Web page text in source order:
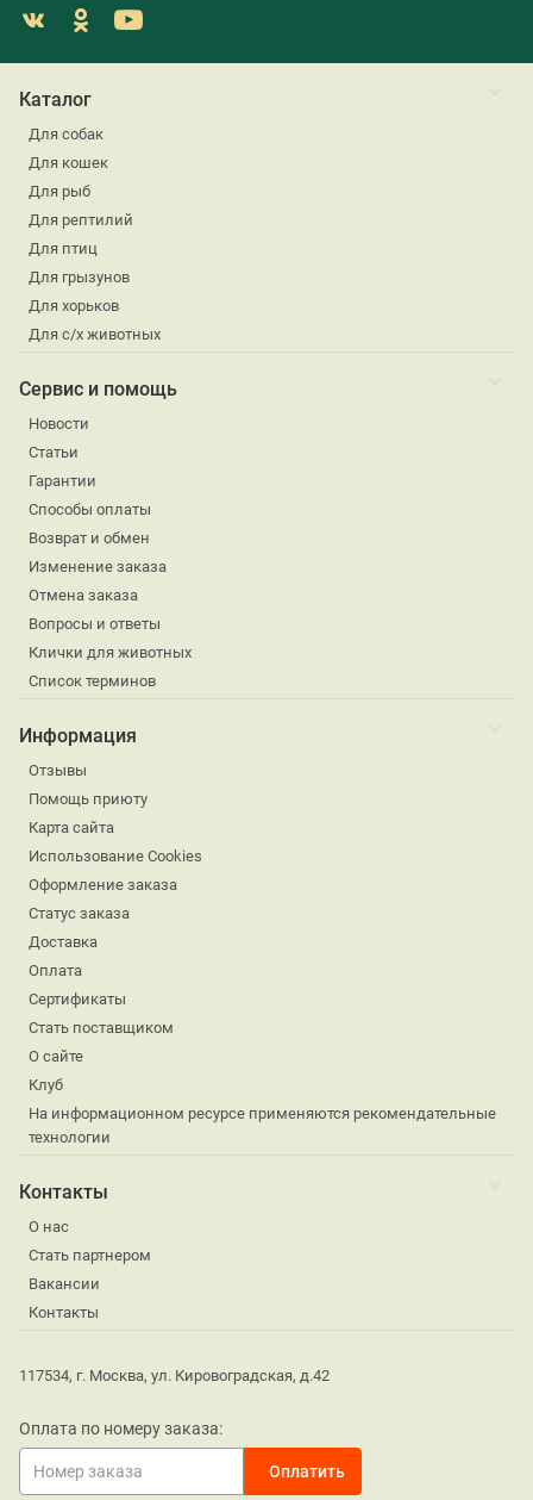
Каталог
Для собак
Для кошек
Для рыб
Для рептилий
Для птиц
Для грызунов
Для хорьков
Для с/х животных
Сервис и помощь
Новости
Статьи
Гарантии
Способы оплаты
Возврат и обмен
Изменение заказа
Отмена заказа
Вопросы и ответы
Клички для животных
Список терминов
Информация
Отзывы
Помощь приюту
Карта сайта
Использование Cookies
Оформление заказа
Статус заказа
Доставка
Оплата
Сертификаты
Стать поставщиком
О сайте
Клуб
На информационном ресурсе применяются рекомендательные
технологии
Контакты
О нас
Стать партнером
Вакансии
Контакты
117534, г. Москва, ул. Кировоградская, д.42
Оплата по номеру заказа: